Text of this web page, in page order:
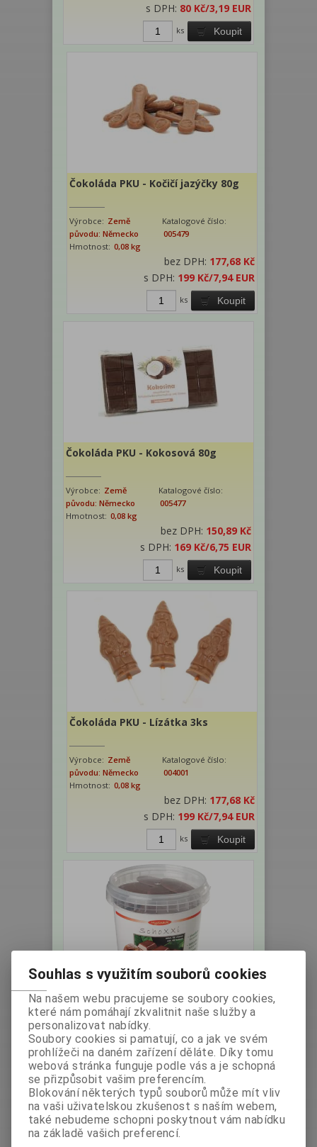
s DPH: 80 Kč/3,19 EUR
Koupit
ks
Čokoláda PKU - Kočičí jazýčky 80g
Výrobce: Země
původu: Německo
Katalogové číslo:
005479
Hmotnost: 0,08 kg
bez DPH: 177,68 Kč
s DPH: 199 Kč/7,94 EUR
Koupit
ks
Čokoláda PKU - Kokosová 80g
Výrobce: Země
původu: Německo
Katalogové číslo:
005477
Hmotnost: 0,08 kg
bez DPH: 150,89 Kč
s DPH: 169 Kč/6,75 EUR
Koupit
ks
Čokoláda PKU - Lízátka 3ks
Výrobce: Země
původu: Německo
Katalogové číslo:
004001
Hmotnost: 0,08 kg
bez DPH: 177,68 Kč
s DPH: 199 Kč/7,94 EUR
Koupit
ks
Čokoláda PKU - Mince 180g
Výrobce:Země
původu: Německo
002764
Hmotnost:0,18 kg
bez DPH:174,11 Kč
s DPH:195 Kč/7,78 EUR
Koupit
ks
Souhlas s využitím souborů cookies
Na našem webu pracujeme se soubory cookies,
které nám pomáhají zkvalitnit naše služby a
personalizovat nabídky.
Soubory cookies si pamatují, co a jak ve svém
prohlížeči na daném zařízení děláte. Díky tomu
webová stránka funguje podle vás a je schopná
se přizpůsobit vašim preferencím.
Blokování některých typů souborů může mít vliv
na vaši uživatelskou zkušenost s naším webem,
také nebudeme schopni poskytnout vám nabídku
na základě vašich preferencí.